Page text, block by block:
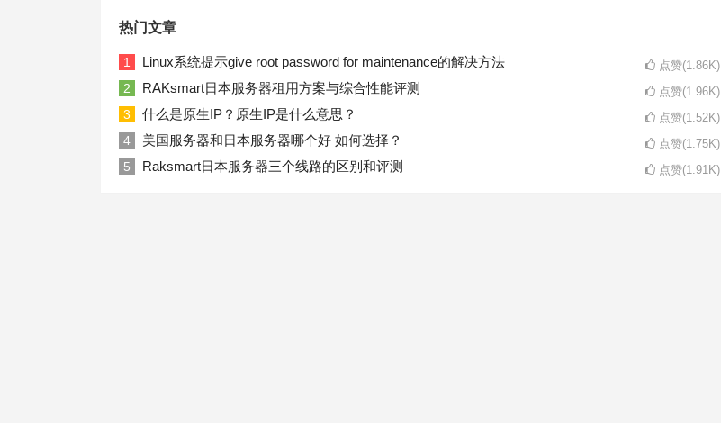
热门文章
1 Linux系统提示give root password for maintenance的解决方法 点赞(1.86K)
2 RAKsmart日本服务器租用方案与综合性能评测 点赞(1.96K)
3 什么是原生IP？原生IP是什么意思？ 点赞(1.52K)
4 美国服务器和日本服务器哪个好 如何选择？ 点赞(1.75K)
5 Raksmart日本服务器三个线路的区别和评测 点赞(1.91K)